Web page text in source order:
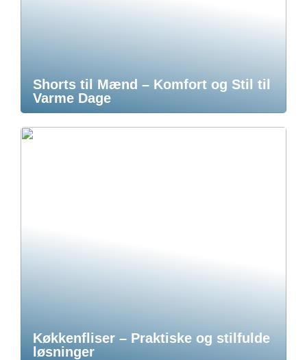
Shorts til Mænd – Komfort og Stil til
Varme Dage
Køkkenfliser – Praktiske og stilfulde
løsninger